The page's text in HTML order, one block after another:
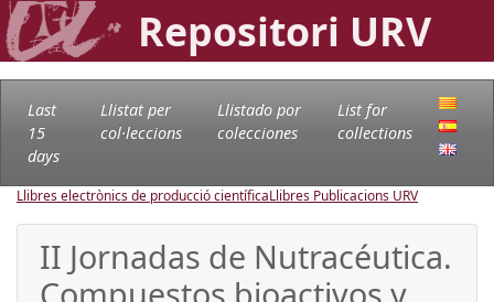
Repositori URV
Last
15
days
Llistat per
col·leccions
Llistado por
colecciones
List for
collections
Llibres electrònics de producció científicaLlibres Publicacions URV
II Jornadas de Nutracéutica.